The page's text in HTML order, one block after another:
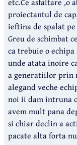
proiectantul de
ieftina de spalat
Greu de schimbat
ca trebuie o
unde atata inoire
a generatiilor prin
alegand veche
noi ii dam intruna
avem mult pana
si chiar declin a
pacate alta forta